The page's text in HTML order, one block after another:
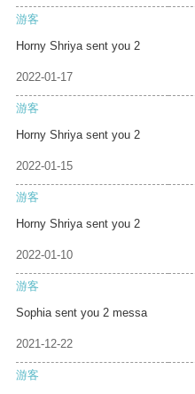
游客
Horny Shriya sent you 2
2022-01-17
游客
Horny Shriya sent you 2
2022-01-15
游客
Horny Shriya sent you 2
2022-01-10
游客
Sophia sent you 2 messa
2021-12-22
游客